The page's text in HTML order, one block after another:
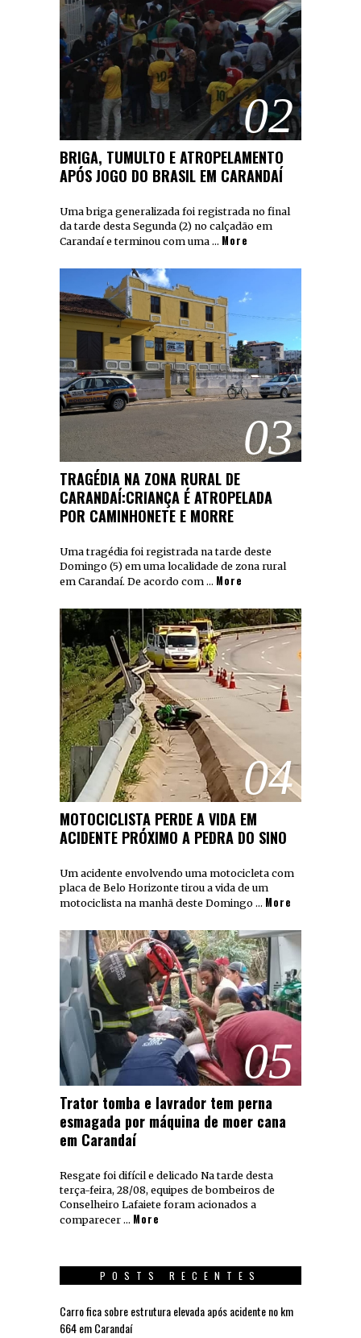
02
BRIGA, TUMULTO E ATROPELAMENTO
APÓS JOGO DO BRASIL EM CARANDAÍ
Uma briga generalizada foi registrada no final
da tarde desta Segunda (2) no calçadão em
Carandaí e terminou com uma … More
03
TRAGÉDIA NA ZONA RURAL DE
CARANDAÍ:CRIANÇA É ATROPELADA
POR CAMINHONETE E MORRE
Uma tragédia foi registrada na tarde deste
Domingo (5) em uma localidade de zona rural
em Carandaí. De acordo com … More
04
MOTOCICLISTA PERDE A VIDA EM
ACIDENTE PRÓXIMO A PEDRA DO SINO
Um acidente envolvendo uma motocicleta com
placa de Belo Horizonte tirou a vida de um
motociclista na manhã deste Domingo … More
05
Trator tomba e lavrador tem perna
esmagada por máquina de moer cana
em Carandaí
Resgate foi difícil e delicado Na tarde desta
terça-feira, 28/08, equipes de bombeiros de
Conselheiro Lafaiete foram acionados a
comparecer … More
POSTS RECENTES
Carro fica sobre estrutura elevada após acidente no km
664 em Carandaí